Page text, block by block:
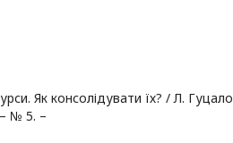
Як консолідувати їх? / Л. Гуцало
№ 5. –